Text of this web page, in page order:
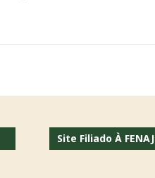
Site Filiado À FENAJ